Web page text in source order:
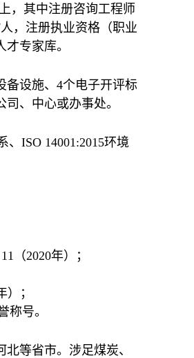
，其中注册咨询工程师
，注册执业资格（职业
专家库。
备设施、4个电子开评标
、中心或办事处。
ISO 14001:2015环境
（2020年）；
；
称号。
等省市。涉足煤炭、